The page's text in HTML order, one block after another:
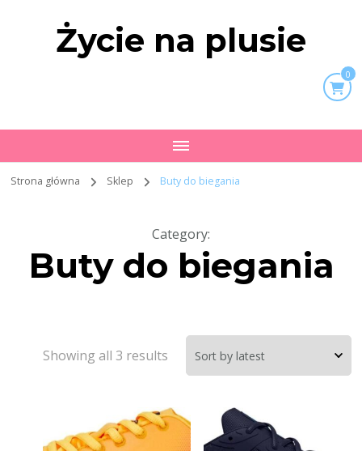
Życie na plusie
0
Strona główna Sklep Buty do biegania
Category:
Buty do biegania
Showing all 3 results